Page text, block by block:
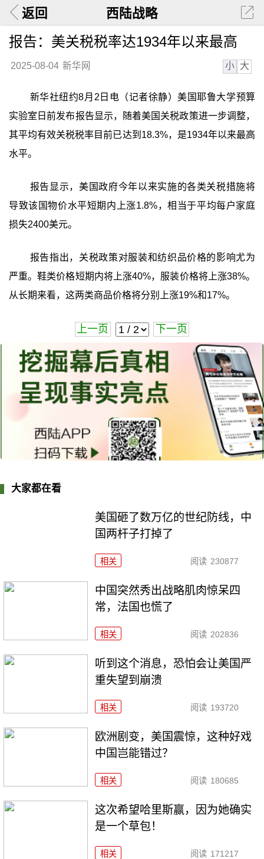
返回 西陆战略
报告：美关税税率达1934年以来最高
2025-08-04 新华网 小 大
新华社纽约8月2日电（记者徐静）美国耶鲁大学预算
实验室日前发布报告显示，随着美国关税政策进一步调整，
其平均有效关税税率目前已达到18.3%，是1934年以来最高
水平。
报告显示，美国政府今年以来实施的各类关税措施将
导致该国物价水平短期内上涨1.8%，相当于平均每户家庭
损失2400美元。
报告指出，关税政策对服装和纺织品价格的影响尤为
严重。鞋类价格短期内将上涨40%，服装价格将上涨38%。
从长期来看，这两类商品价格将分别上涨19%和17%。
上一页 下一页
大家都在看
美国砸了数万亿的世纪防线，中
国两杆子打掉了
相关 阅读 230877
中国突然秀出战略肌肉惊呆四
常，法国也慌了
相关 阅读 202836
听到这个消息，恐怕会让美国严
重失望到崩溃
相关 阅读 193720
欧洲剧变，美国震惊，这种好戏
中国岂能错过？
相关 阅读 180685
这次希望哈里斯赢，因为她确实
是一个草包！
相关 阅读 171217